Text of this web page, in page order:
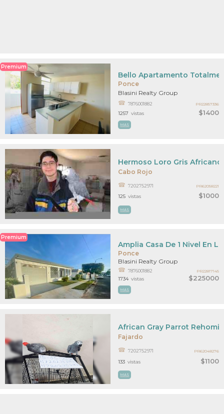
Premium
Ponce
$1400
Bello Apartamento
Blasini Realty Group
7876001882
MAS
1257 vistas
PR22857336
Cabo Rojo
$1000
Hermoso Loro Gris Africano
7202752971
MAS
125 vistas
PR62058221
Premium
Ponce
$225000
Amplia Casa De 1 Nivel En
Blasini Realty Group
7876001882
MAS
1734 vistas
PR22817145
Fajardo
$1100
African Gray Parrot
7202752971
MAS
133 vistas
PR62048276